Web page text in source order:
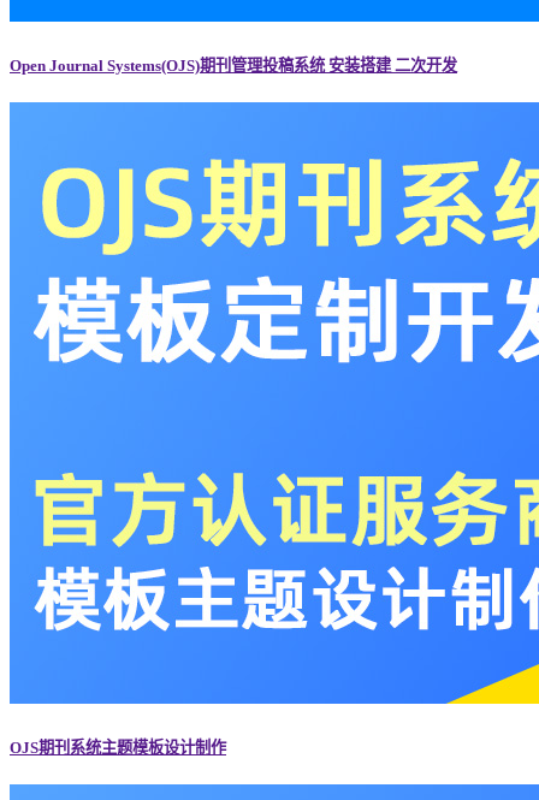
Open Journal Systems(OJS)期刊管理投稿系统 安装搭建 二次开发
OJS期刊系统主题模板设计制作